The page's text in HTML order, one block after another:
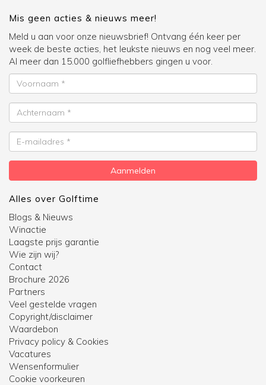
Mis geen acties & nieuws meer!
Meld u aan voor onze nieuwsbrief! Ontvang één keer per
week de beste acties, het leukste nieuws en nog veel meer.
Al meer dan 15.000 golfliefhebbers gingen u voor.
Voornaam
Achternaam
E-
mailadres
Aanmelden
Alles over Golftime
Blogs & Nieuws
Winactie
Laagste prijs garantie
Wie zijn wij?
Contact
Brochure 2026
Partners
Veel gestelde vragen
Copyright/disclaimer
Waardebon
Privacy policy & Cookies
Vacatures
Wensenformulier
Cookie voorkeuren